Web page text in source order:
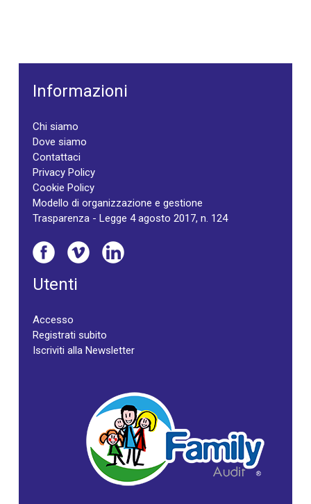
Informazioni
Chi siamo
Dove siamo
Contattaci
Privacy Policy
Cookie Policy
Modello di organizzazione e gestione
Trasparenza - Legge 4 agosto 2017, n. 124
Utenti
Accesso
Registrati subito
Iscriviti alla Newsletter